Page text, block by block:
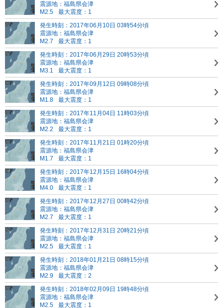
震源地：福島県会津
M2.5
最大震度：1
発生時刻：2017年06月10日 03時54分頃
震源地：福島県会津
M2.7
最大震度：1
発生時刻：2017年06月29日 20時53分頃
震源地：福島県会津
M3.1
最大震度：1
発生時刻：2017年09月12日 09時08分頃
震源地：福島県会津
M1.8
最大震度：1
発生時刻：2017年11月04日 11時03分頃
震源地：福島県会津
M2.2
最大震度：1
発生時刻：2017年11月21日 01時20分頃
震源地：福島県会津
M1.7
最大震度：1
発生時刻：2017年12月15日 16時04分頃
震源地：福島県会津
M4.0
最大震度：1
発生時刻：2017年12月27日 00時42分頃
震源地：福島県会津
M2.7
最大震度：1
発生時刻：2017年12月31日 20時21分頃
震源地：福島県会津
M2.5
最大震度：1
発生時刻：2018年01月21日 08時15分頃
震源地：福島県会津
M2.9
最大震度：2
発生時刻：2018年02月09日 19時48分頃
震源地：福島県会津
M2.5
最大震度：1